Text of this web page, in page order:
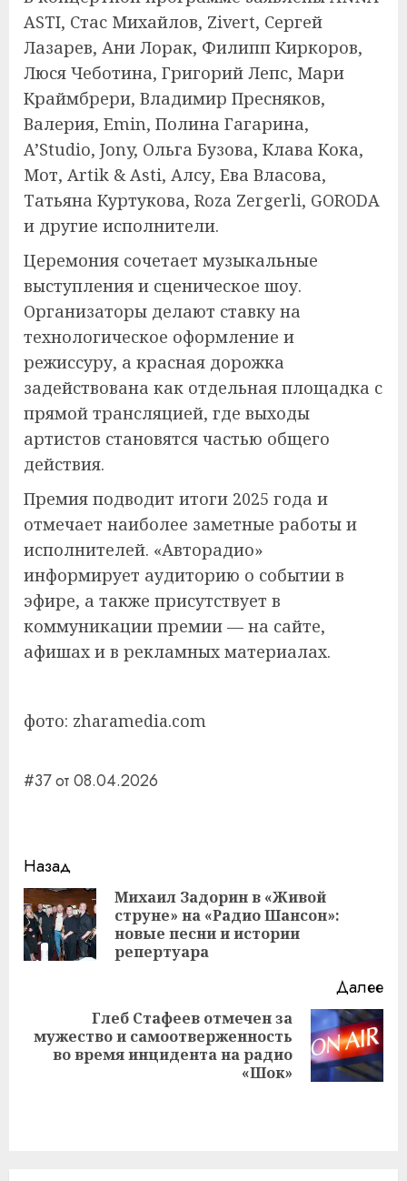
ASTI, Стас Михайлов, Zivert, Сергей
Лазарев, Ани Лорак, Филипп Киркоров,
Люся Чеботина, Григорий Лепс, Мари
Краймбрери, Владимир Пресняков,
Валерия, Emin, Полина Гагарина,
A’Studio, Jony, Ольга Бузова, Клава Кока,
Мот, Artik & Asti, Алсу, Ева Власова,
Татьяна Куртукова, Roza Zergerli, GORODA
и другие исполнители.
Церемония сочетает музыкальные
выступления и сценическое шоу.
Организаторы делают ставку на
технологическое оформление и
режиссуру, а красная дорожка
задействована как отдельная площадка с
прямой трансляцией, где выходы
артистов становятся частью общего
действия.
Премия подводит итоги 2025 года и
отмечает наиболее заметные работы и
исполнителей. «Авторадио»
информирует аудиторию о событии в
эфире, а также присутствует в
коммуникации премии — на сайте,
афишах и в рекламных материалах.
фото: zharamedia.com
#37 от 08.04.2026
Навигация
записи
Назад
Михаил Задорин в «Живой
струне» на «Радио Шансон»:
новые песни и истории
репертуара
Далее
Следующая
запись:
Глеб Стафеев отмечен за
мужество и самоотверженность
во время инцидента на радио
«Шок»